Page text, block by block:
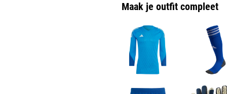
Maak je outfit compleet